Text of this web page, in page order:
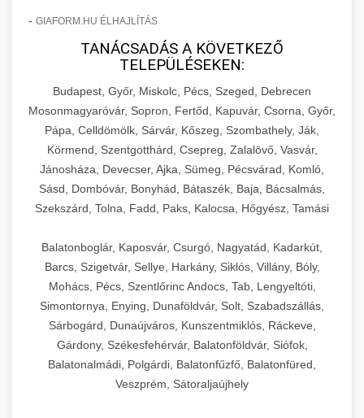
- GIAFORM.HU ÉLHAJLÍTÁS
TANÁCSADÁS A KÖVETKEZŐ
TELEPÜLÉSEKEN:
Budapest, Győr, Miskolc, Pécs, Szeged, Debrecen
Mosonmagyaróvár, Sopron, Fertőd, Kapuvár, Csorna, Győr,
Pápa, Celldömölk, Sárvár, Kőszeg, Szombathely, Ják,
Körmend, Szentgotthárd, Csepreg, Zalalövő, Vasvár,
Jánosháza, Devecser, Ajka, Sümeg, Pécsvárad, Komló,
Sásd, Dombóvár, Bonyhád, Bátaszék, Baja, Bácsalmás,
Szekszárd, Tolna, Fadd, Paks, Kalocsa, Hőgyész, Tamási
Balatonboglár, Kaposvár, Csurgó, Nagyatád, Kadarkút,
Barcs, Szigetvár, Sellye, Harkány, Siklós, Villány, Bóly,
Mohács, Pécs, Szentlőrinc Andocs, Tab, Lengyeltóti,
Simontornya, Enying, Dunaföldvár, Solt, Szabadszállás,
Sárbogárd, Dunaújváros, Kunszentmiklós, Ráckeve,
Gárdony, Székesfehérvár, Balatonföldvár, Siófok,
Balatonalmádi, Polgárdi, Balatonfűzfő, Balatonfüred,
Veszprém, Sátoraljaújhely